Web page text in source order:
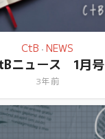
CtB • NEWS
ニュース 1月号
3年 前